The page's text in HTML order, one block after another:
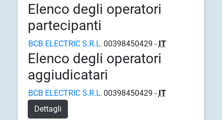
Elenco degli operatori
partecipanti
BCB ELECTRIC S.R.L. 00398450429 - IT
Elenco degli operatori
aggiudicatari
BCB ELECTRIC S.R.L. 00398450429 - IT
Dettagli